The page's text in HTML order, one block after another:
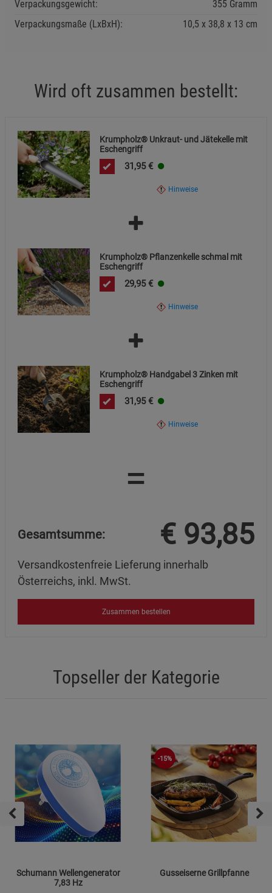
Nicht als Hebel-, Schlag-, Stemm- oder Grabwerkzeug für
harte oder steinige Materialien verwenden.
Verpackungsgewicht:
355 Gramm
Verpackungsmaße (LxBxH):
10,5 38,8 13 cm
Wird oft zusammen bestellt:
Krumpholz® Unkraut- und Jätekelle mit
Eschengriff
31,95 €
Hinweise
Krumpholz® Pflanzenkelle schmal mit
Eschengriff
29,95 €
Hinweise
Krumpholz® Handgabel 3 Zinken mit
Eschengriff
31,95 €
Hinweise
=
Gesamtsumme: € 93,85
Versandkostenfreie Lieferung innerhalb
Österreichs, inkl. MwSt.
Zusammen bestellen
Topseller der Kategorie
Schumann Wellengenerator
7,83 Hz
-15%
Gusseiserne Grillpfanne
Datenschutzerklärung Impressum